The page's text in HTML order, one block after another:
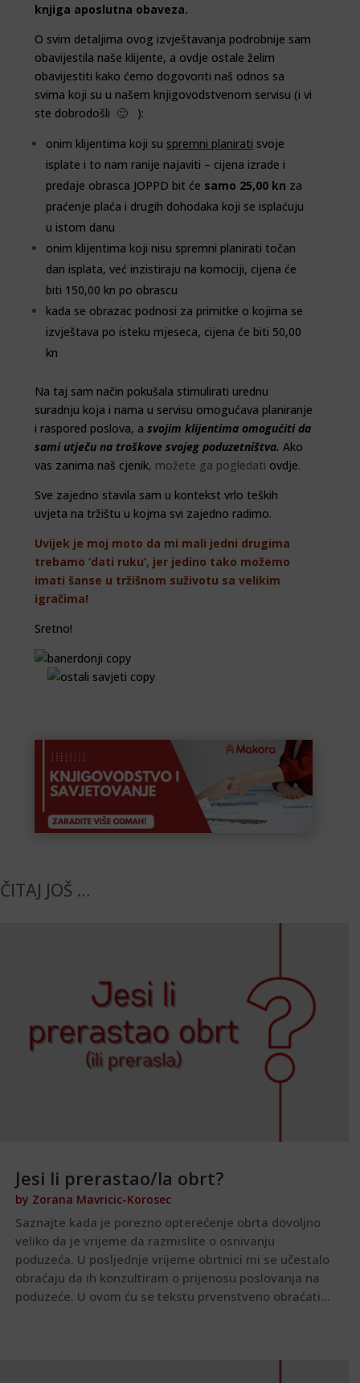
knjiga aposlutna obaveza.
O svim detaljima ovog izvještavanja podrobnije sam
obavijestila naše klijente, a ovdje ostale želim
obavijestiti kako ćemo dogovoriti naš odnos sa
svima koji su u našem knjigovodstvenom servisu (i vi
ste dobrodošli 🙂 ):
onim klijentima koji su spremni planirati svoje
isplate i to nam ranije najaviti – cijena izrade i
predaje obrasca JOPPD bit će samo 25,00 kn za
praćenje plaća i drugih dohodaka koji se isplaćuju
u istom danu
onim klijentima koji nisu spremni planirati točan
dan isplata, već inzistiraju na komociji, cijena će
biti 150,00 kn po obrascu
kada se obrazac podnosi za primitke o kojima se
izvještava po isteku mjeseca, cijena će biti 50,00
kn
Na taj sam način pokušala stimulirati urednu
suradnju koja i nama u servisu omogućava planiranje
i raspored poslova, asvojim klijentima omogućiti da
sami utječu na troškove svojeg poduzetništva.Ako
vas zanima naš cjenik, možete ga pogledati ovdje.
Sve zajedno stavila sam u kontekst vrlo teških
uvjeta na tržištu u kojma svi zajedno radimo.
Uvijek je moj moto da mi mali jedni drugima
trebamo ‘dati ruku’, jer jedino tako možemo
imati šanse u tržišnom suživotu sa velikim
igračima!
Sretno!
ČITAJ JOŠ …
Jesi li prerastao/la obrt?
by Zorana Mavricic-Korosec
Saznajte kada je porezno opterećenje obrta dovoljno
veliko da je vrijeme da razmislite o osnivanju
poduzeća. U posljednje vrijeme obrtnici mi se učestalo
obraćaju da ih konzultiram o prijenosu poslovanja na
poduzeće. U ovom ću se tekstu prvenstveno obraćati...